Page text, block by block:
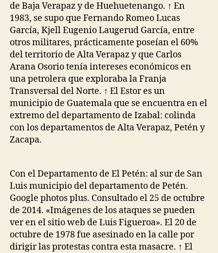
de Baja Verapaz y de Huehuetenango. ↑ En
1983, se supo que Fernando Romeo Lucas
García, Kjell Eugenio Laugerud García, entre
otros militares, prácticamente poseían el 60%
del territorio de Alta Verapaz y que Carlos
Arana Osorio tenía intereses económicos en
una petrolera que exploraba la Franja
Transversal del Norte. ↑ El Estor es un
municipio de Guatemala que se encuentra en el
extremo del departamento de Izabal: colinda
con los departamentos de Alta Verapaz, Petén y
Zacapa.
Con el Departamento de El Petén: al sur de San
Luis municipio del departamento de Petén.
Google photos plus. Consultado el 25 de octubre
de 2014. «Imágenes de los ataques se pueden
ver en el sitio web de Luis Figueroa». El 20 de
octubre de 1978 fue asesinado en la calle por
dirigir las protestas contra esta masacre. ↑ El